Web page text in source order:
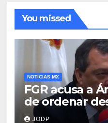
You missed
NOTICIAS MX
FGR acusa a
de ordenar
clave del caso
JODP